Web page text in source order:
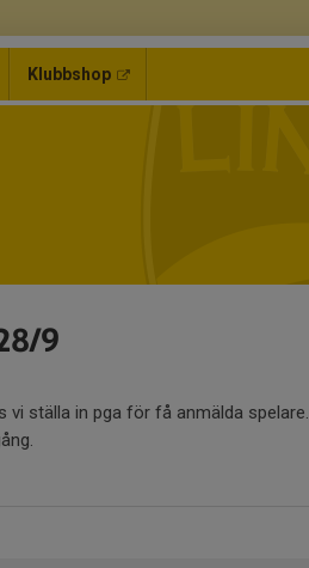
Klubbshop
9
ställa in pga för få anmälda spelare.